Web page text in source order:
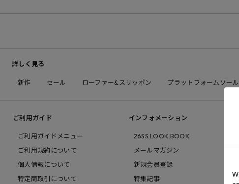
詳しく見る
新作 セール ローファー&スリッポン プラットフォームソール
ご利用ガイド
ご利用ガイドメニュー
ご利用規約について
個人情報について
特定商取引について
インフォメーション
26SS LOOK BOOK
メールマガジン
新規会員登録
特集記事